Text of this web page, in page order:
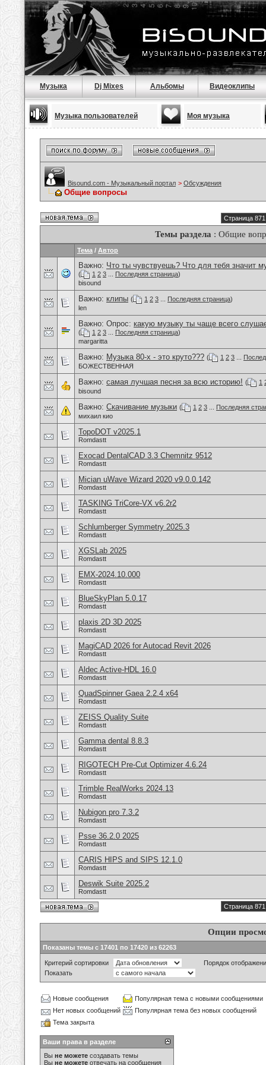
Музыка Dj Mixes Альбомы Видеоклипы
Музыка пользователей Моя музыка
Bisound.com - Музыкальный портал > Обсуждения
Общие вопросы
Страница 871
Темы раздела : Общие
Тема / Автор
Важно: Что ты чувствуешь? Что для тебя значит
( 1 2 3 Последняя страница)
bisound
Важно: клипы ( 1 2 3 Последняя страница)
len
Важно: Опрос: какую музыку ты чаще всего
( 1 2 3 Последняя страница)
margaritta
Важно: Музыка 80-х - это круто??? ( 1 2 3
БОЖЕСТВЕННАЯ
Важно: самая лучшая песня за всю историю! ( 1
bisound
Важно: Скачивание музыки ( 1 2 3
Последняя
михаил кио
TopoDOT v2025.1
Romdastt
Exocad DentalCAD 3.3 Chemnitz 9512
Romdastt
Mician uWave Wizard 2020 v9.0.0.142
Romdastt
TASKING TriCore-VX v6.2r2
Romdastt
Schlumberger Symmetry 2025.3
Romdastt
XGSLab 2025
Romdastt
EMX-2024.10.000
Romdastt
BlueSkyPlan 5.0.17
Romdastt
plaxis 2D 3D 2025
Romdastt
MagiCAD 2026 for Autocad Revit 2026
Romdastt
Aldec Active-HDL 16.0
Romdastt
QuadSpinner Gaea 2.2.4 x64
Romdastt
ZEISS Quality Suite
Romdastt
Gamma dental 8.8.3
Romdastt
RIGOTECH Pre-Cut Optimizer 4.6.24
Romdastt
Trimble RealWorks 2024.13
Romdastt
Nubigon pro 7.3.2
Romdastt
Psse 36.2.0 2025
Romdastt
CARIS HIPS and SIPS 12.1.0
Romdastt
Deswik Suite 2025.2
Romdastt
Страница 871
Опции
Показаны темы с 17401 по 17420 из 62263
Критерий сортировки
Порядок
Показать
Новые сообщения
Популярная тема с новыми сообщениями
Нет новых сообщений
Популярная тема без новых сообщений
Тема закрыта
Ваши права в разделе
Вы не можете создавать темы
Вы не можете отвечать на сообщения